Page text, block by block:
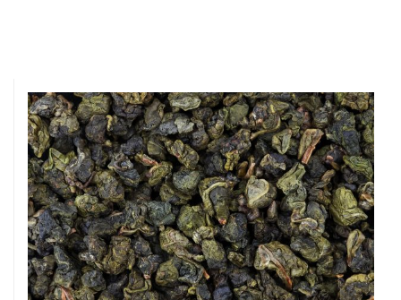
АКЦИИ
СКИДКИ
МЕРОПРИЯТИЯ
ТУРЫ ПО КИТАЮ
КОРЗИНА